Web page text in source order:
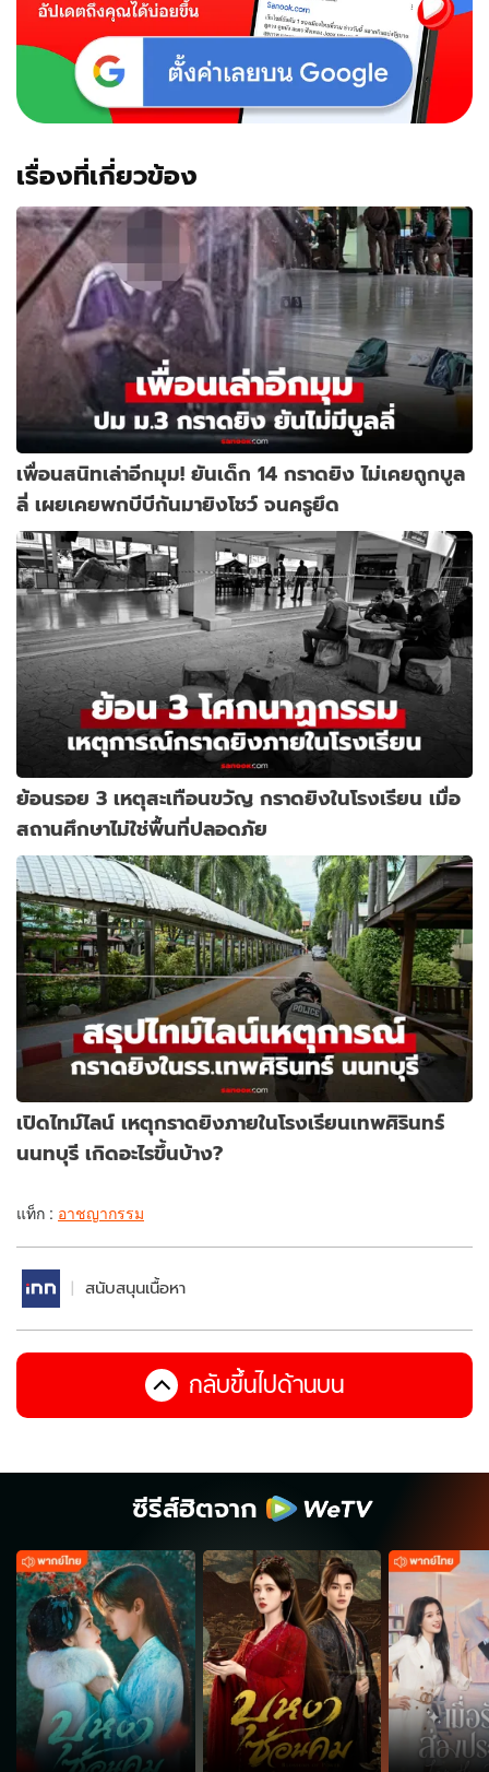
เรื่องที่เกี่ยวข้อง
เพื่อนสนิทเล่าอีกมุม! ยันเด็ก 14 กราดยิง ไม่เคยถูกบูล
ลี่ เผยเคยพกบีบีกันมายิงโชว์ จนครูยึด
ย้อนรอย 3 เหตุสะเทือนขวัญ กราดยิงในโรงเรียน เมื่อ
สถานศึกษาไม่ใช่พื้นที่ปลอดภัย
เปิดไทม์ไลน์ เหตุกราดยิงภายในโรงเรียนเทพศิรินทร์
นนทบุรี เกิดอะไรขึ้นบ้าง?
แท็ก : อาชญากรรม
สนับสนุนเนื้อหา
กลับขึ้นไปด้านบน
ซีรีส์ฮิตจาก